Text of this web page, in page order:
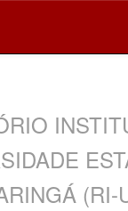
(RI-